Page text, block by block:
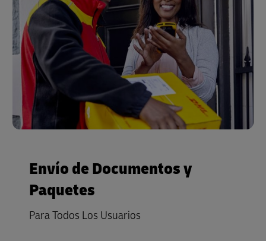
Envío de Documentos y
Paquetes
Para Todos Los Usuarios